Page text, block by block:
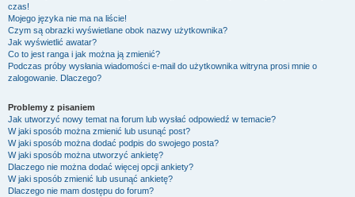
czas!
Mojego języka nie ma na liście!
Czym są obrazki wyświetlane obok nazwy użytkownika?
Jak wyświetlić awatar?
Co to jest ranga i jak można ją zmienić?
Podczas próby wysłania wiadomości e-mail do użytkownika witryna prosi mnie o
zalogowanie. Dlaczego?
Problemy z pisaniem
Jak utworzyć nowy temat na forum lub wysłać odpowiedź w temacie?
W jaki sposób można zmienić lub usunąć post?
W jaki sposób można dodać podpis do swojego posta?
W jaki sposób można utworzyć ankietę?
Dlaczego nie można dodać więcej opcji ankiety?
W jaki sposób zmienić lub usunąć ankietę?
Dlaczego nie mam dostępu do forum?